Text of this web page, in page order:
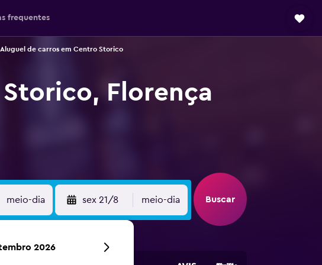
frequentes
Aluguel de carros em Centro Storico
Florença
meio-dia sex 21/8 meio-dia Buscar
2026